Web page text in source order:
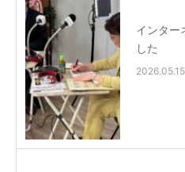
インター
した
2026.05.15